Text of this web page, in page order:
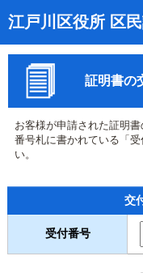
江戸川区役所 区
トップページ
受付番号の呼出状
証明書の交付状況
来庁日時の事前予約
事前予約の確認・
混雑予想カレンダー
証明書の
お客様が申請された証明
番号札に書かれている「
い。
交
受付番号